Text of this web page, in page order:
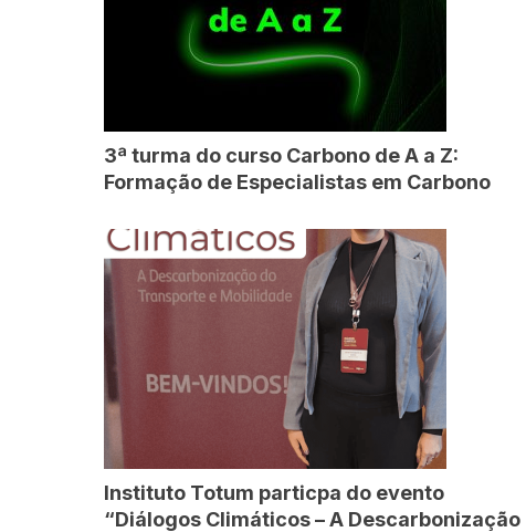
3ª turma do curso Carbono de A a Z:
Formação de Especialistas em Carbono
Instituto Totum particpa do evento
“Diálogos Climáticos – A Descarbonização